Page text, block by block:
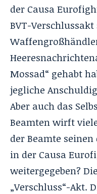
der Causa
BVT-
Mossad“ gehabt
jegliche
Aber auch das
Beamten wirft
der Beamte
in der Causa
weitergegeben?
„Verschluss“-Akt.